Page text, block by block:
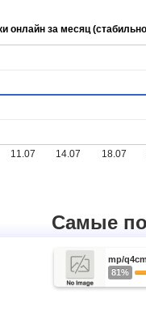
онлайн за месяц
11.07 14.07 18.07
Самые
mp/
81%